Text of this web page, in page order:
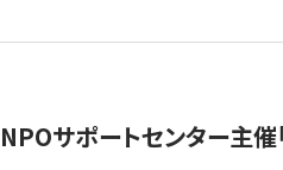
NPOサポートセンター主